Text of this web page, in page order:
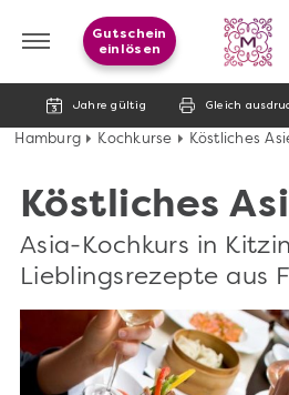
Jahre gültig Gleich
Gutschein
einlösen
Hamburg Kochkurse Köstliches
Köstliches
Asia-Kochkurs in
Lieblingsrezepte aus